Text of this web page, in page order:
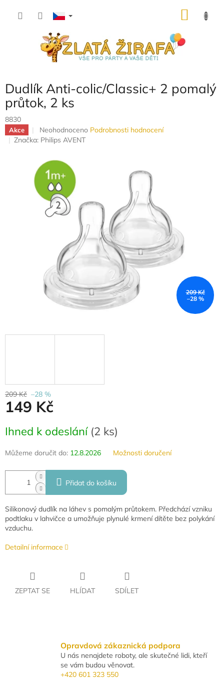
Dudlík Anti-colic/Classic+ 2 pomalý
průtok, 2 ks
8830
Akce
Průměrné
hodnocení
0,0
hvězdiček.
Neohodnoceno Podrobnosti hodnocení
Značka: Philips AVENT
209 Kč
–28 %
209 Kč –28 %
149 Kč
cena:
Ihned k odeslání (2 ks)
Můžeme doručit do: 12.8.2026 Možnosti doručení
Přidat do košíku
Silikonový dudlík na láhev s pomalým průtokem. Předchází vzniku
podtlaku v lahvičce a umožňuje plynulé krmení dítěte bez polykání
vzduchu.
Detailní informace
ZEPTAT SE HLÍDAT SDÍLET
Opravdová zákaznická podpora
U nás nenajdete roboty, ale skutečné lidi, kteří
se vám budou věnovat.
+420 601 323 550